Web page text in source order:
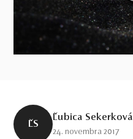
ĽS
Ľubica Sekerková
24. novembra 2017